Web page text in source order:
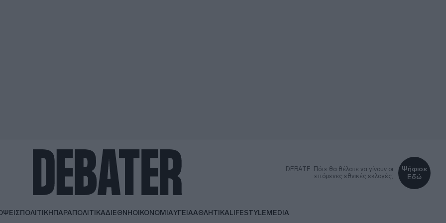
DEBATE: Πότε θα θέλατε να γίνουν οι
επόμενες εθνικές εκλογές;
Ψήφισε
Εδώ
ΠΟΛΙΤΙΚΗΠΑΡΑΠΟΛΙΤΙΚΑΔΙΕΘΝΗΟΙΚΟΝΟΜΙΑΥΓΕΙΑΑΘΛΗΤΙΚΑLIFESTYLEMEDIA